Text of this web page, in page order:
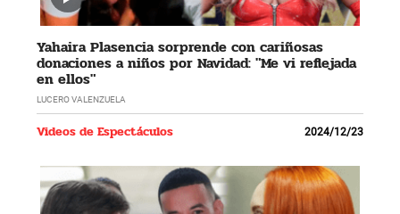
Yahaira Plasencia sorprende con cariñosas
donaciones a niños por Navidad: "Me vi reflejada
en ellos"
LUCERO VALENZUELA
Videos de Espectáculos 2024/12/23